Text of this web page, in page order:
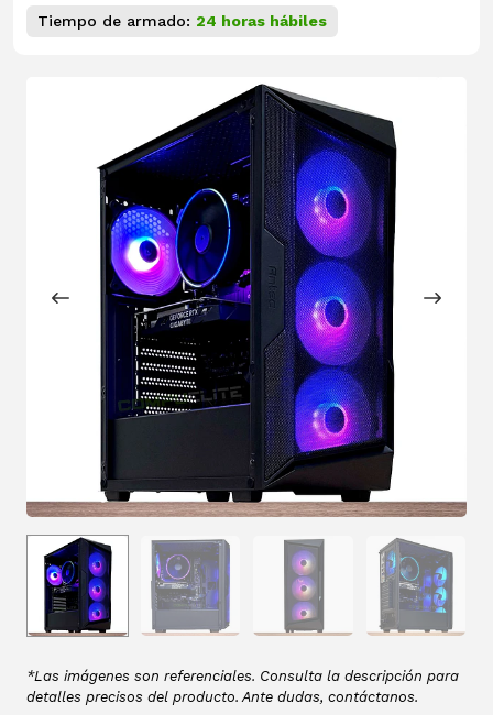
Tiempo de armado: 24 horas hábiles
*Las imágenes son referenciales. Consulta la descripción para
detalles precisos del producto. Ante dudas, contáctanos.